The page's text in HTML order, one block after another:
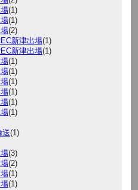
(1)
(1)
(2)
新津出場(1)
新津出場(1)
(1)
(1)
(1)
(1)
(1)
(1)
送(1)
(3)
(2)
(1)
(1)